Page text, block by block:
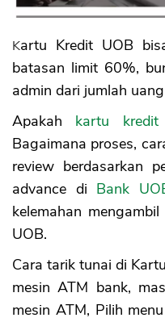
Kekurangan Tarik
2. Biaya Tinggi
3. Plafon
Kartu Kredit UOB bisa untuk tarik tunai dengan
batasan limit 60%,
admin dari jumlah
Apakah kartu kredit
Bagaimana proses,
review berdasarkan
advance di Bank
kelemahan
UOB.
Cara tarik tunai di
mesin ATM bank,
mesin ATM, Pilih